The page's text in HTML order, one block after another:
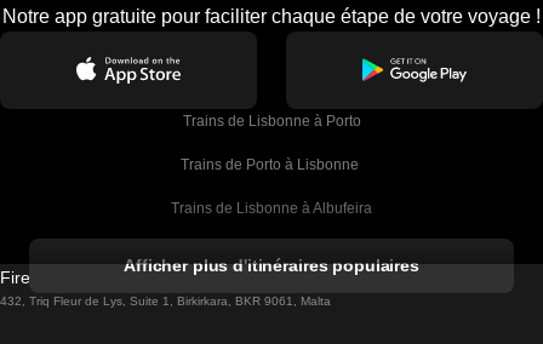
Notre app gratuite pour faciliter chaque étape de votre voyage !
Trains de Lisbonne à Porto
Trains de Porto à Lisbonne
Trains de Lisbonne à Albufeira
Trains de Lisbonne à Lagos
Afficher plus d'itinéraires populaires
Firebird GT Limited (OC 1451)
432, Triq Fleur de Lys, Suite 1, Birkirkara, BKR 9061, Malta